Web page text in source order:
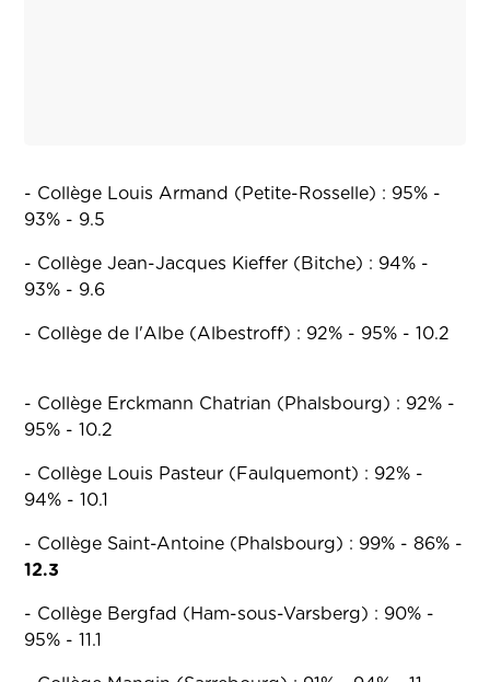
- Collège Louis Armand (Petite-Rosselle) : 95% -
93% - 9.5
- Collège Jean-Jacques Kieffer (Bitche) : 94% -
93% - 9.6
- Collège de l'Albe (Albestroff) : 92% - 95% - 10.2
- Collège Erckmann Chatrian (Phalsbourg) : 92% -
95% - 10.2
- Collège Louis Pasteur (Faulquemont) : 92% -
94% - 10.1
- Collège Saint-Antoine (Phalsbourg) : 99% - 86% -
12.3
- Collège Bergfad (Ham-sous-Varsberg) : 90% -
95% - 11.1